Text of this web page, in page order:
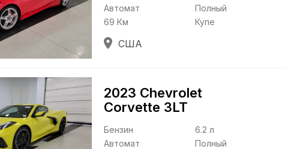
Автомат
Полный
69 Км
Купе
США
2023 Chevrolet
Corvette 3LT
Бензин
6.2 л
Автомат
Полный